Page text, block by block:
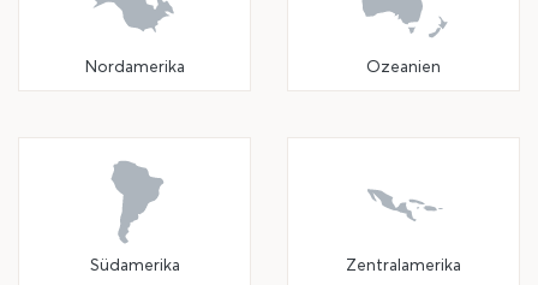
Nordamerika Ozeanien
Südamerika Zentralamerika